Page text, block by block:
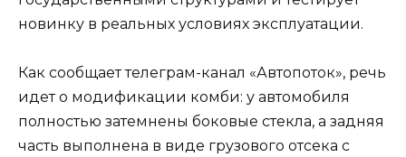
новинку в реальных условиях эксплуатации.
Как сообщает телеграм-канал «Автопоток», речь
идет о модификации комби: у автомобиля
полностью затемнены боковые стекла, а задняя
часть выполнена в виде грузового отсека с